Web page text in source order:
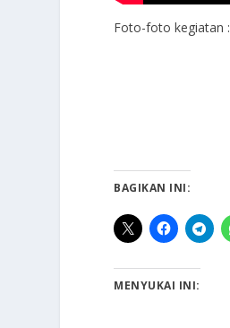
Foto-foto kegiatan :
BAGIKAN INI:
MENYUKAI INI: